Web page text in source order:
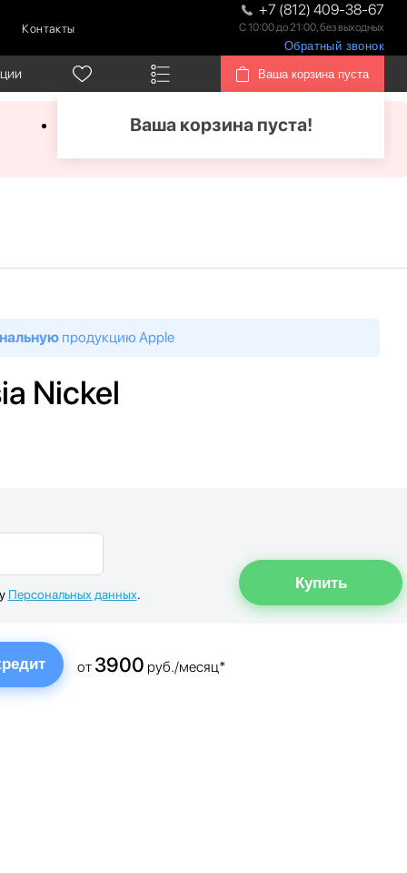
Контакты
+7 (812) 409-38-67
С 10:00 до 21:00, без выходных
Обратный звонок
Ваша корзина пуста
Ваша корзина пуста!
продукцию Apple
Nickel
Персональных данных.
от 3900 руб./месяц*